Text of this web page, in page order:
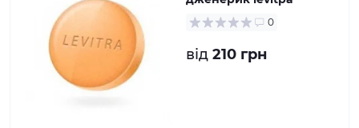
0
від 210 грн